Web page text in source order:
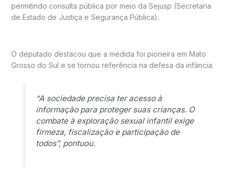
permitindo consulta pública por meio da Sejusp (Secretaria
de Estado de Justiça e Segurança Pública).
O deputado destacou que a medida foi pioneira em Mato
Grosso do Sul e se tornou referência na defesa da infância.
“A sociedade precisa ter acesso à
informação para proteger suas crianças. O
combate à exploração sexual infantil exige
firmeza, fiscalização e participação de
todos”, pontuou.